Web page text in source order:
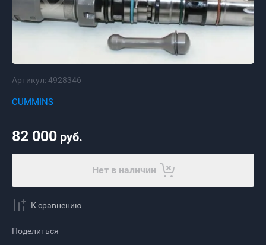
Артикул: 4928346
CUMMINS
82 000 руб.
Нет в наличии
К сравнению
Поделиться